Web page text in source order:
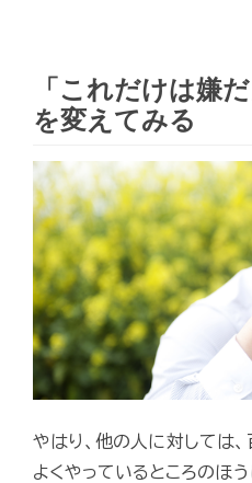
「これだけは嫌
を変えてみる
やはり、他の人に対しては、
よくやっているところのほ